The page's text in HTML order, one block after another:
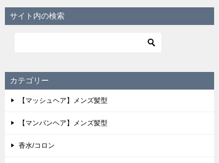
サイト内の検索
カテゴリー
【マッシュヘア】メンズ髪型
【マンバンヘア】メンズ髪型
香水/コロン